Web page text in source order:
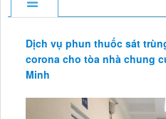
Dịch vụ phun thuốc sát
corona cho tòa nhà chung
Minh